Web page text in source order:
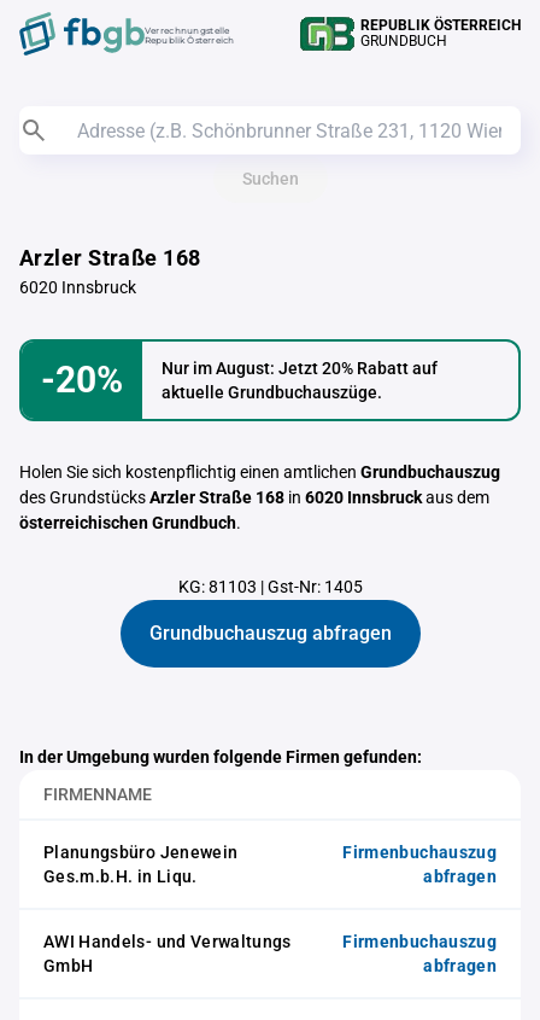
Verrechnungstelle
Republik Österreich
REPUBLIK ÖSTERREICH
GRUNDBUCH
Suchen
Arzler Straße 168
6020 Innsbruck
-20%
Nur im August: Jetzt 20% Rabatt auf
aktuelle Grundbuchauszüge.
Holen Sie sich kostenpflichtig einen amtlichen Grundbuchauszug
des GrundstücksArzler Straße 168 in 6020 Innsbruckaus dem
österreichischen Grundbuch.
KG: 81103 |Gst-Nr: 1405
Grundbuchauszug abfragen
In der Umgebung wurden folgende Firmen gefunden:
FIRMENNAME
Planungsbüro Jenewein
Ges.m.b.H. in Liqu.
Firmenbuchauszug
abfragen
AWI Handels- und Verwaltungs
GmbH
Firmenbuchauszug
abfragen